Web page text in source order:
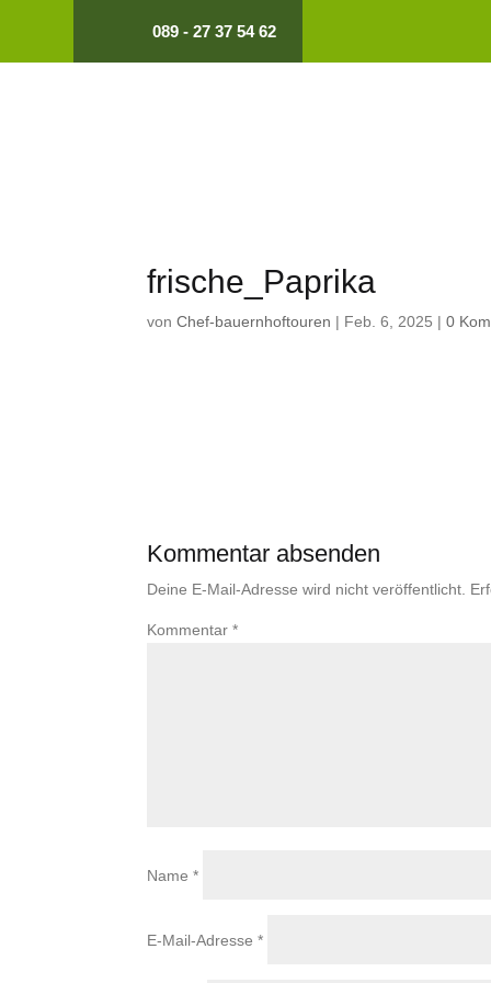
089 - 27 37 54 62
frische_Paprika
vonChef-bauernhoftouren | Feb. 6, 2025 |0
Kommentar absenden
Deine E-Mail-Adresse wird nicht veröffentlicht.
Kommentar*
Name*
E-Mail-Adresse*